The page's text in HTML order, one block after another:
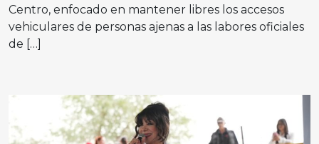
Centro, enfocado en mantener libres los accesos
vehiculares de personas ajenas a las labores oficiales
de […]